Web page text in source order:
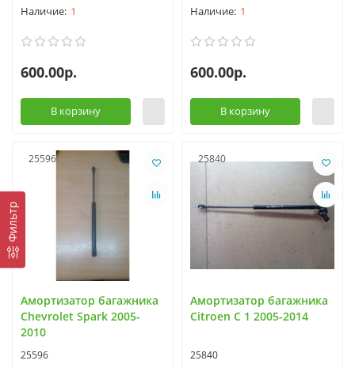
Фильтр
1
600.00р.
В корзину
1
600.00р.
В корзину
25596
Амортизатор багажника
Chevrolet Spark 2005-
2010
25596
25840
Амортизатор багажника
Citroen C 1 2005-2014
25840